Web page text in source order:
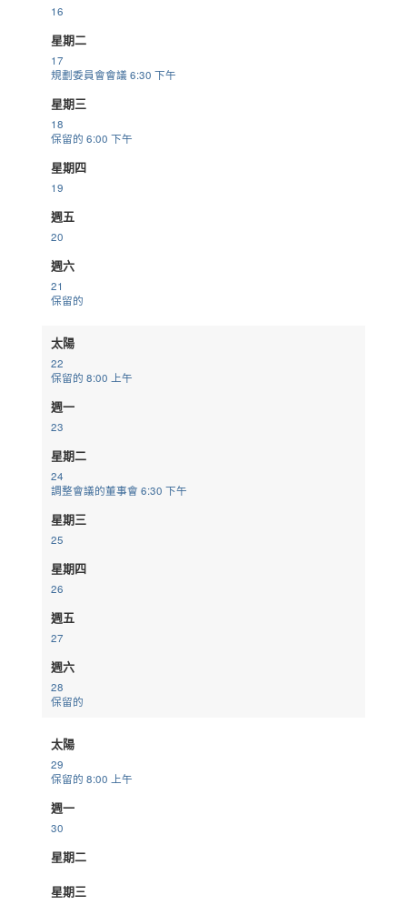
16
星期二
17
規劃委員會會議6:30 下午
星期三
18
保留的6:00 下午
星期四
19
週五
20
週六
21
保留的
太陽
22
保留的8:00 上午
週一
23
星期二
24
調整會議的董事會6:30 下午
星期三
25
星期四
26
週五
27
週六
28
保留的
太陽
29
保留的8:00 上午
週一
30
星期二
星期三